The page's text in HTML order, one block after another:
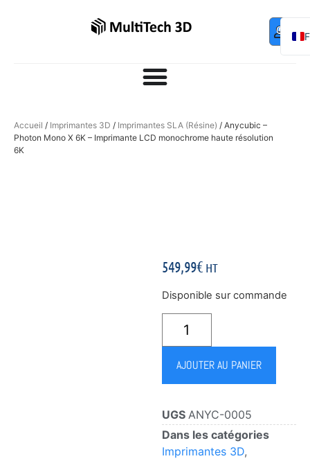
0,00 €
Accueil / Imprimantes 3D / Imprimantes SLA (Résine) / Anycubic –
Photon Mono X 6K – Imprimante LCD monochrome haute résolution
6K
549,99€ HT
Disponible sur commande
AJOUTER AU PANIER
UGS ANYC-0005
Dans les catégories
Imprimantes 3D,